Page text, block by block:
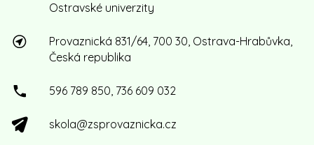
Ostravské univerzity
Provaznická 831/64, 700 30, Ostrava-Hrabůvka,
Česká republika
596 789 850, 736 609 032
skola@zsprovaznicka.cz